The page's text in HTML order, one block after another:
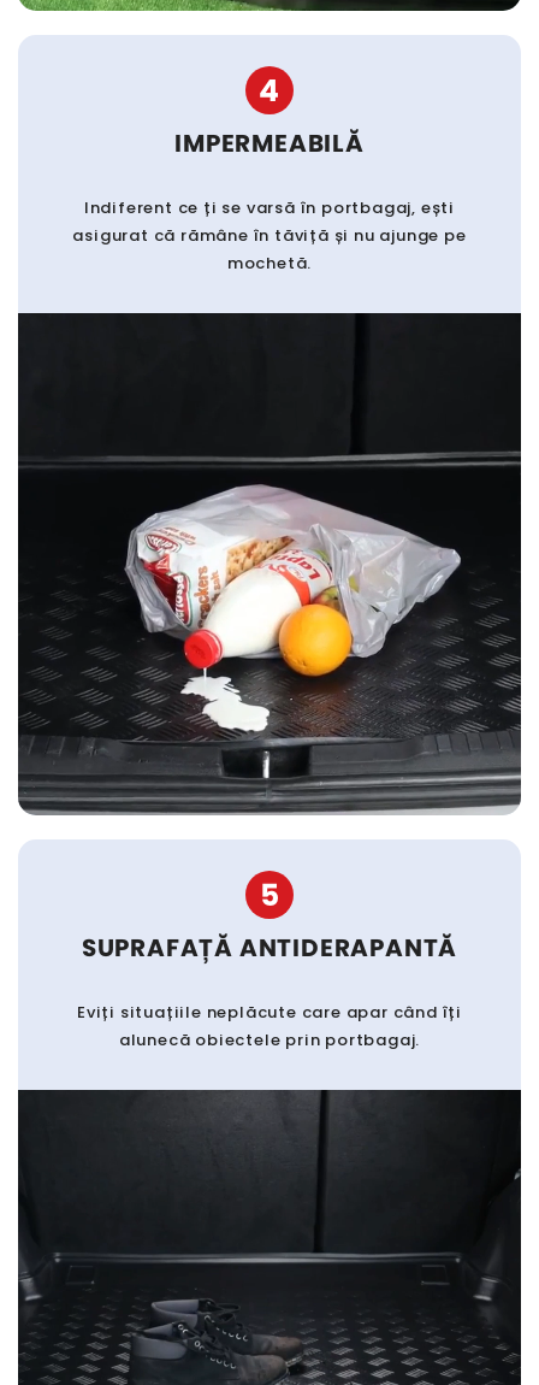
4
IMPERMEABILĂ
Indiferent ce ți se varsă în portbagaj, ești
asigurat că rămâne în tăviță și nu ajunge pe
mochetă.
5
SUPRAFAȚĂ ANTIDERAPANTĂ
Eviți situațiile neplăcute care apar când îți
alunecă obiectele prin portbagaj.